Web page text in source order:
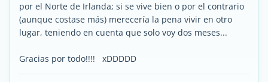
por el Norte de Irlanda; si se vive bien o por el contrario
(aunque costase más) merecería la pena vivir en otro
lugar, teniendo en cuenta que solo voy dos meses...
Gracias por todo!!!! xDDDDD